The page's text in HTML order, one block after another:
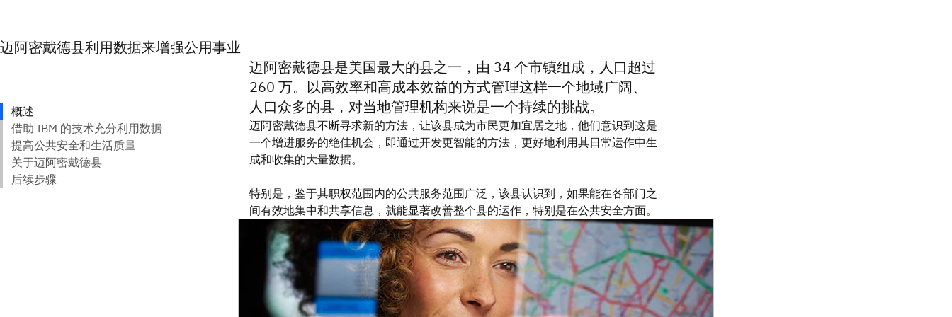
迈阿密戴德县利用数据来增强公用事业
迈阿密戴德县是美国最大的县之一，由 34 个市镇组成，人口超过
260 万。以高效率和高成本效益的方式管理这样一个地域广阔、
人口众多的县，对当地管理机构来说是一个持续的挑战。
迈阿密戴德县不断寻求新的方法，让该县成为市民更加宜居之地，他们意识到这是
一个增进服务的绝佳机会，即通过开发更智能的方法，更好地利用其日常运作中生
成和收集的大量数据。
特别是，鉴于其职权范围内的公共服务范围广泛，该县认识到，如果能在各部门之
间有效地集中和共享信息，就能显著改善整个县的运作，特别是在公共安全方面。